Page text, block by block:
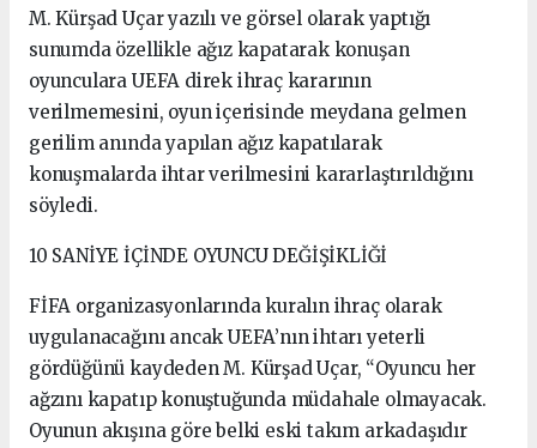
M. Kürşad Uçar yazılı ve görsel olarak yaptığı
sunumda özellikle ağız kapatarak konuşan
oyunculara UEFA direk ihraç kararının
verilmemesini, oyun içerisinde meydana gelmen
gerilim anında yapılan ağız kapatılarak
konuşmalarda ihtar verilmesini kararlaştırıldığını
söyledi.
10 SANİYE İÇİNDE OYUNCU DEĞİŞİKLİĞİ
FİFA organizasyonlarında kuralın ihraç olarak
uygulanacağını ancak UEFA’nın ihtarı yeterli
gördüğünü kaydeden M. Kürşad Uçar, “Oyuncu her
ağzını kapatıp konuştuğunda müdahale olmayacak.
Oyunun akışına göre belki eski takım arkadaşıdır